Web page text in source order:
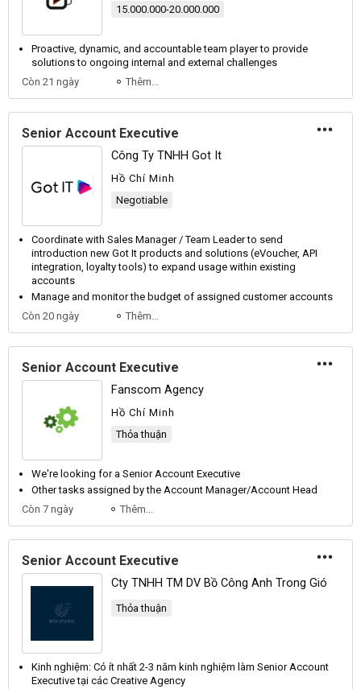
15.000.000-20.000.000
Proactive, dynamic, and accountable team player to provide
solutions to ongoing internal and external challenges
Còn 21 ngày
Thêm...
Senior Account Executive
Công Ty TNHH Got It
Hồ Chí Minh
Negotiable
Coordinate with Sales Manager / Team Leader to send
introduction new Got It products and solutions (eVoucher, API
integration, loyalty tools) to expand usage within existing
accounts
Manage and monitor the budget of assigned customer accounts
Còn 20 ngày
Thêm...
Senior Account Executive
Fanscom Agency
Hồ Chí Minh
Thỏa thuận
We're looking for a Senior Account Executive
Other tasks assigned by the Account Manager/Account Head
Còn 7 ngày
Thêm...
Senior Account Executive
Cty TNHH TM DV Bồ Công Anh Trong Gió
Thỏa thuận
Kinh nghiệm: Có ít nhất 2-3 năm kinh nghiệm làm Senior Account
Executivetại các Creative Agency